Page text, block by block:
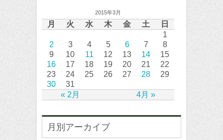
2015年3月
月 火 水 木 金 土 日
« 2月 4月 »
1
2
3 4 5 6 7
8
9
10 11 12 13 14
15
16
17 18 19 20 21
22
23
24 25 26 27 28
29
30
31
月別アーカイブ